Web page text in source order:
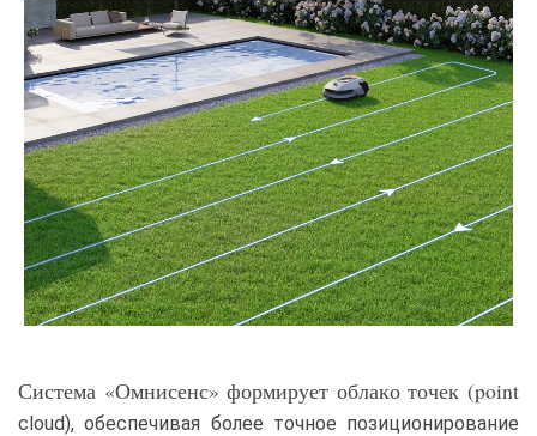
Система «Омнисенс» формирует облако точек (point
cloud), обеспечивая более точное позиционирование